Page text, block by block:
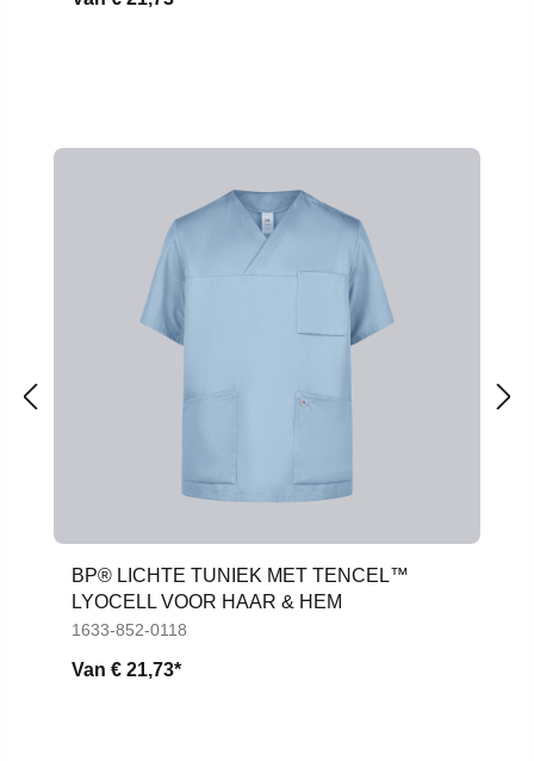
BP® LICHTE TUNIEK MET TENCEL™
LYOCELL VOOR HAAR & HEM
1633-852-0118
Van € 21,73*